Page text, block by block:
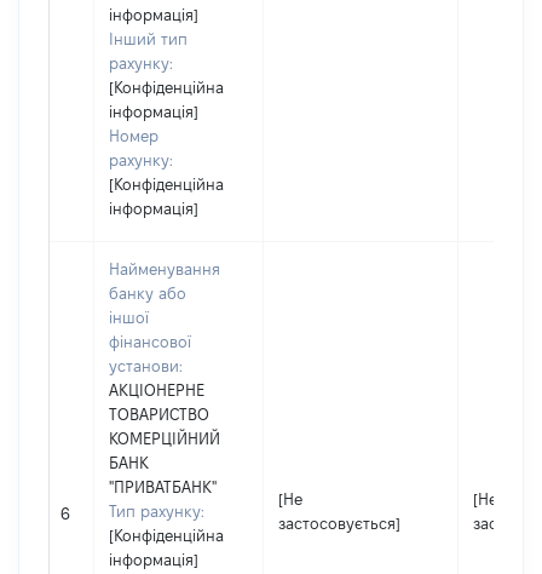
інформація]
Інший тип
рахунку:
[Конфіденційна
інформація]
Номер
рахунку:
[Конфіденційна
інформація]
6
Найменування
банку або
іншої
фінансової
установи:
АКЦІОНЕРНЕ
ТОВАРИСТВО
КОМЕРЦІЙНИЙ
БАНК
"ПРИВАТБАНК"
Тип рахунку:
[Конфіденційна
інформація]
[Не
застосовується]
[Не